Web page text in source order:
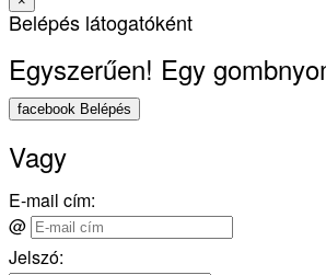
Belépés látogatóként
Egyszerűen! Egy
facebook Belépés
Vagy
E-mail cím:
@
Jelszó: